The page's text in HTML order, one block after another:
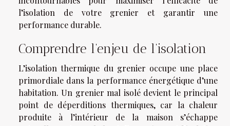
l’isolation de votre grenier et garantir une
performance durable.
Comprendre l’enjeu de l’isolation
L’isolation thermique du grenier occupe une place
primordiale dans la performance énergétique d’une
habitation. Un grenier mal isolé devient le principal
point de déperditions thermiques, car la chaleur
produite à l’intérieur de la maison s’échappe